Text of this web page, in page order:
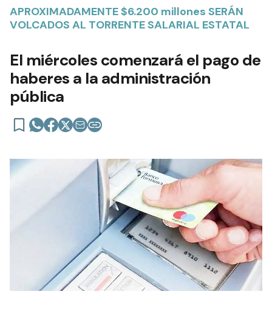
APROXIMADAMENTE $6.200 millones SERÁN
VOLCADOS AL TORRENTE SALARIAL ESTATAL
El miércoles comenzará el pago de
haberes a la administración
pública